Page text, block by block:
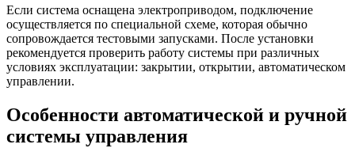
Если система оснащена электроприводом, подключение
осуществляется по специальной схеме, которая обычно
сопровождается тестовыми запусками. После установки
рекомендуется проверить работу системы при различных
условиях эксплуатации: закрытии, открытии, автоматическом
управлении.
Особенности автоматической и ручной
системы управления